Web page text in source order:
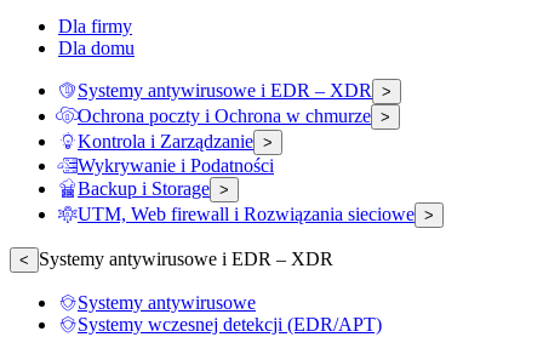
Dla firmy
Dla domu
Systemy antywirusowe i EDR – XDR >
Ochrona poczty i Ochrona w chmurze >
Kontrola i Zarządzanie >
Wykrywanie i Podatności
Backup i Storage >
UTM, Web firewall i Rozwiązania sieciowe >
< Systemy antywirusowe i EDR – XDR
Systemy antywirusowe
Systemy wczesnej detekcji (EDR/APT)